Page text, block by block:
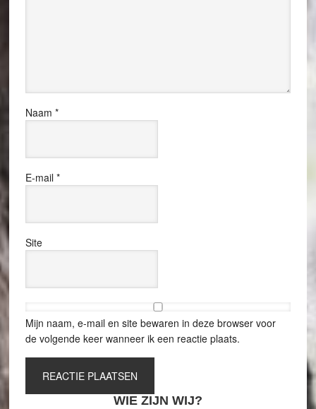
Naam *
E-mail *
Site
Mijn naam, e-mail en site bewaren in deze browser voor
de volgende keer wanneer ik een reactie plaats.
WIE ZIJN WIJ?